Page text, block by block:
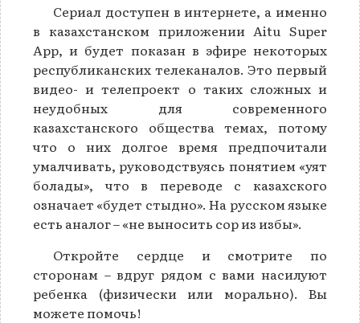
Сериал доступен в интернете, а именно
в казахстанском приложении Aitu Super
App, и будет показан в эфире некоторых
республиканских телеканалов. Это первый
видео- и телепроект о таких сложных и
неудобных для современного
казахстанского общества темах, потому
что о них долгое время предпочитали
умалчивать, руководствуясь понятием «уят
болады», что в переводе с казахского
означает «будет стыдно». На русском языке
есть аналог – «не выносить сор из избы».
Откройте сердце и смотрите по
сторонам – вдруг рядом с вами насилуют
ребенка (физически или морально). Вы
можете помочь!